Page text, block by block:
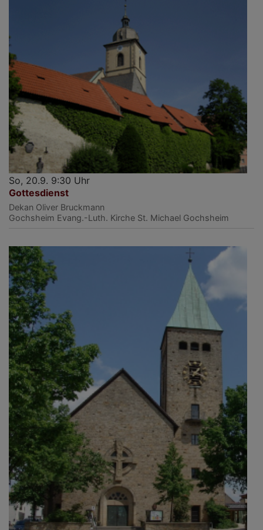
So, 20.9. 9:30 Uhr
Gottesdienst
Dekan Oliver Bruckmann
Gochsheim Evang.-Luth. Kirche St. Michael Gochsheim